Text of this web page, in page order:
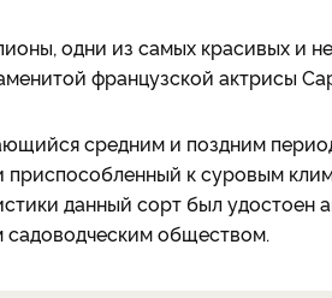
одни из самых красивых и
французской актрисы
средним и поздним
к суровым
данный сорт был удостоен
обществом.